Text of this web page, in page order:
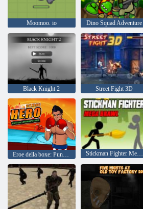
Moomoo. io Dino Squad Adventure
Black Knight 2 Street Fight 3D
Stickman Fighter Mega Brawl